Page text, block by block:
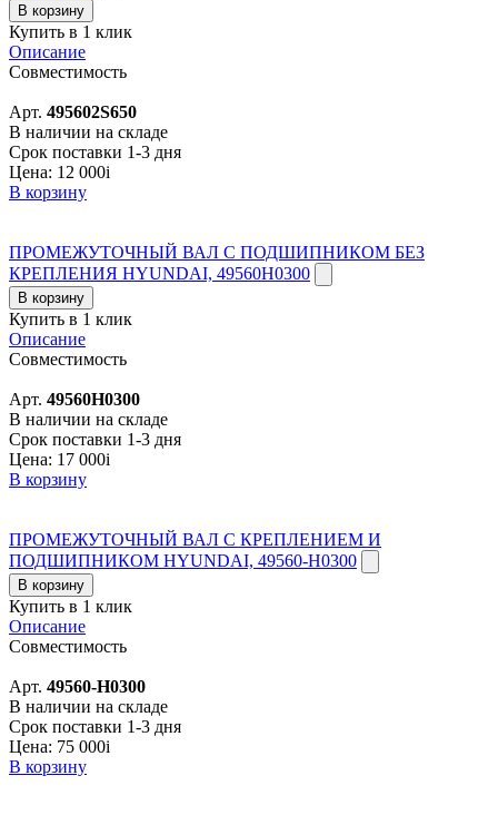
В корзину
Купить в 1 клик
Описание
Совместимость
Арт. 495602S650
В наличии на складе
Срок поставки 1-3 дня
Цена: 12 000i
В корзину
ПРОМЕЖУТОЧНЫЙ ВАЛ С ПОДШИПНИКОМ БЕЗ
КРЕПЛЕНИЯ HYUNDAI, 49560H0300
В корзину
Купить в 1 клик
Описание
Совместимость
Арт. 49560H0300
В наличии на складе
Срок поставки 1-3 дня
Цена: 17 000i
В корзину
ПРОМЕЖУТОЧНЫЙ ВАЛ С КРЕПЛЕНИЕМ И
ПОДШИПНИКОМ HYUNDAI, 49560-H0300
В корзину
Купить в 1 клик
Описание
Совместимость
Арт. 49560-H0300
В наличии на складе
Срок поставки 1-3 дня
Цена: 75 000i
В корзину